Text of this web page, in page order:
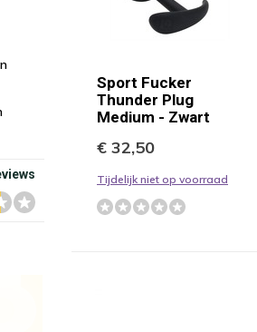
Sport Fucker
Thunder Plug
Medium - Zwart
€ 32,50
Tijdelijk niet op voorraad